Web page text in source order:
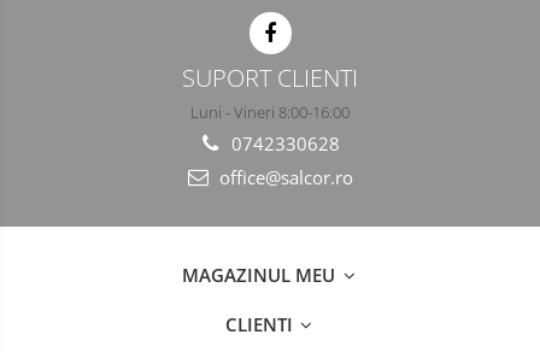
SUPORT CLIENTI
Luni - Vineri 8:00-16:00
0742330628
office@salcor.ro
MAGAZINUL MEU
CLIENTI